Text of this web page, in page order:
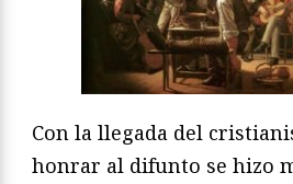
Con la llegada del
honrar al difunto se hizo